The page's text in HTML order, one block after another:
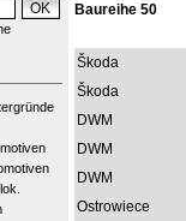
Baureihe 50
Škoda
Škoda
DWM
DWM
DWM
Ostrowiece